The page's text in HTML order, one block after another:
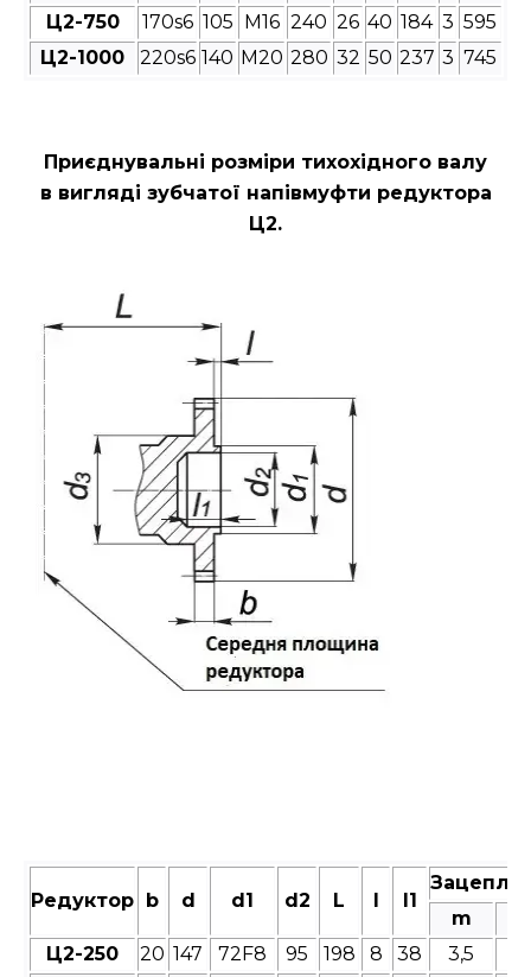
Ц2-750
170s6 105 М16 240 26 40 184 3 595
Ц2-1000
220s6 140 М20 280 32 50 237 3 745
Приєднувальні розміри тихохідного валу
в вигляді зубчатої напівмуфти редуктора
Ц2.
Редуктор b d d1 d2 L l1
m
Ц2-250
20 147 72F8 95 198 8 38 3,5